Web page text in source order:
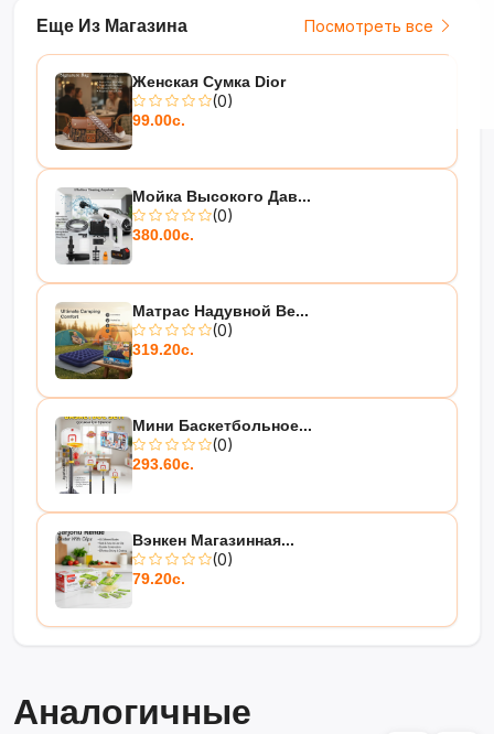
Еще Из Магазина Посмотреть все
Женская Сумка Dior
(0)
99.00с.
Мойка Высокого Дав...
(0)
380.00с.
Матрас Надувной Be...
(0)
319.20с.
Мини Баскетбольное...
(0)
293.60с.
Вэнкен Магазинная...
(0)
79.20с.
Аналогичные